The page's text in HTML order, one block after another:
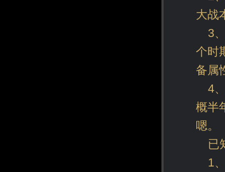
大战
3
个时
备属
4
概半
嗯。
已
1